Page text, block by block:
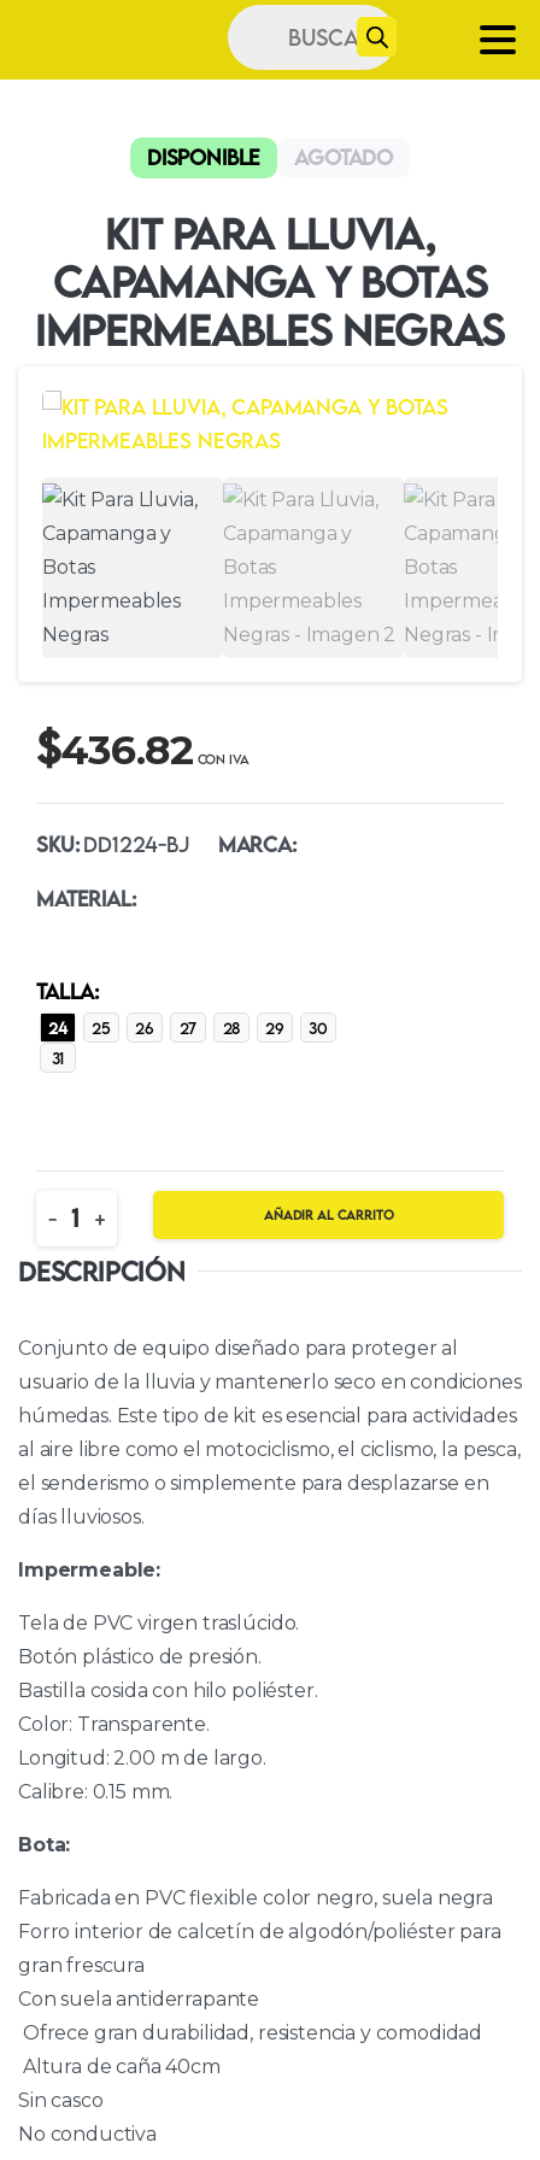
Búsqueda
de
productos
Disponible Agotado
Kit Para Lluvia,
Capamanga y Botas
Impermeables Negras
$436.82
SKU: DD1224-BJ MARCA:
MATERIAL:
TALLA:
24 25 26 27 28 29
30
31
Quantity
- + Añadir al carrito
DESCRIPCIÓN
Conjunto de equipo diseñado para proteger al
usuario de la lluvia y mantenerlo seco en condiciones
húmedas. Este tipo de kit es esencial para actividades
al aire libre como el motociclismo, el ciclismo, la pesca,
el senderismo o simplemente para desplazarse en
días lluviosos.
Impermeable:
Tela de PVC virgen traslúcido.
Botón plástico de presión.
Bastilla cosida con hilo poliéster.
Color: Transparente.
Longitud: 2.00 m de largo.
Calibre: 0.15 mm.
Bota:
Fabricada en PVC flexible color negro, suela negra
Forro interior de calcetín de algodón/poliéster para
gran frescura
Con suela antiderrapante
Ofrece gran durabilidad, resistencia y comodidad
Altura de caña 40cm
Sin casco
No conductiva